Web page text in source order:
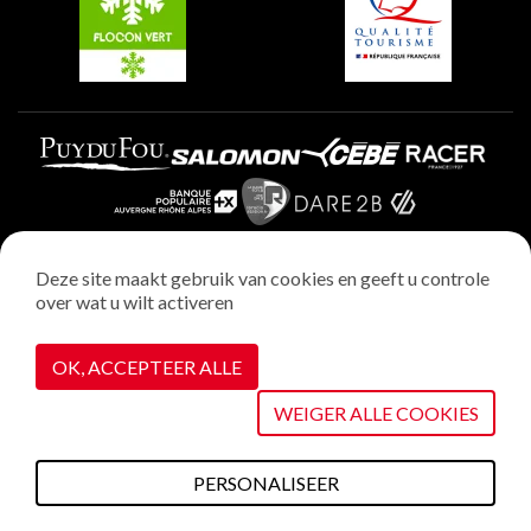
Wettelijke vermeldingen
Privacybeleid
Realisatie : StudioJuillet
Cookiebeheer
Deze site maakt gebruik van cookies en geeft u controle
over wat u wilt activeren
OK, ACCEPTEER ALLE
WEIGER ALLE COOKIES
PERSONALISEER